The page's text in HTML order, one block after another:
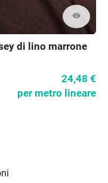
visibility
di lino marrone
24,48 €
per metro lineare